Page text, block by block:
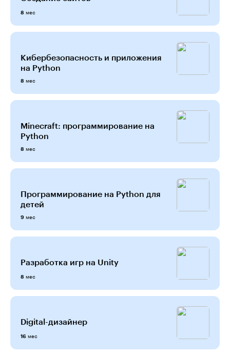
8 мес
Кибербезопасность и приложения
на Python
8 мес
Minecraft: программирование на
Python
8 мес
Программирование на Python для
детей
9 мес
Разработка игр на Unity
8 мес
Digital-дизайнер
16 мес